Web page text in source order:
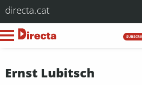
directa.cat
Ernst Lubitsch